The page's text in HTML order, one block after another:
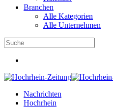
Branchen
Alle Kategorien
Alle Unternehmen
Nachrichten
Hochrhein